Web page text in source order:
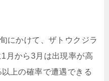
にかけて、ザトウクジラ
月から3月は出現率が高
上の確率で遭遇できる